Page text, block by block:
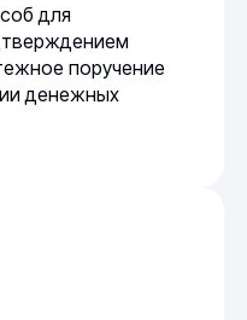
для
поручение
денежных